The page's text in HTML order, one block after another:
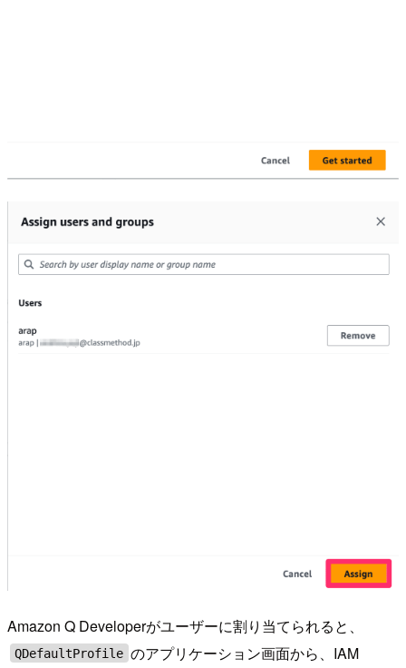
Amazon Q Developerがユーザーに割り当てられると、
QDefaultProfile のアプリケーション画面から、IAM